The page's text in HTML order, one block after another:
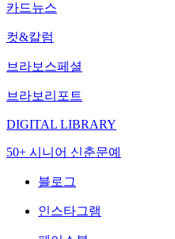
카드뉴스
컷&칼럼
브라보스페셜
브라보리포트
DIGITAL LIBRARY
50+ 시니어 신춘문예
블로그
인스타그램